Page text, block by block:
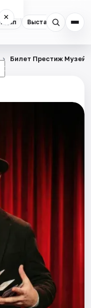
Выставки
×
☾
Билет Престиж Музей